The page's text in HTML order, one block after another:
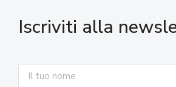
Iscriviti alla